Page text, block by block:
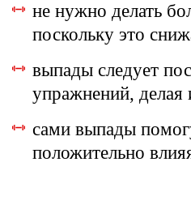
не нужно делать
поскольку это
выпады следует
упражнений, делая
сами выпады
положительно